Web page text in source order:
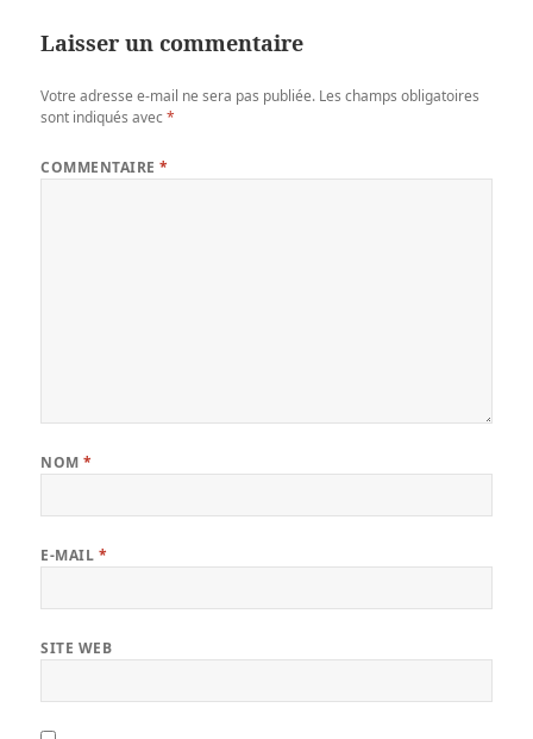
Laisser un commentaire
Votre adresse e-mail ne sera pas publiée. Les champs obligatoires
sont indiqués avec*
COMMENTAIRE*
NOM*
E-MAIL *
SITE WEB